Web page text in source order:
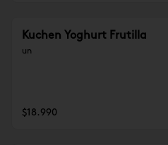
Kuchen Yoghurt Frutilla
un
$18.990